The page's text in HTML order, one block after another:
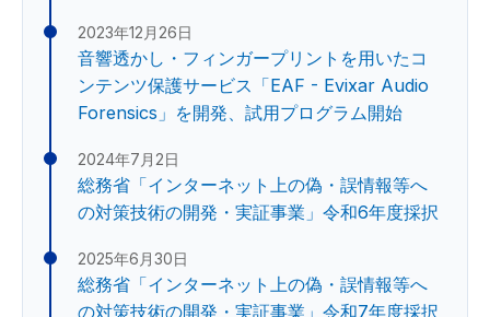
2023年12月26日
音響透かし・フィンガープリントを用いたコ
ンテンツ保護サービス「EAF - Evixar Audio
Forensics」を開発、試用プログラム開始
2024年7月2日
総務省「インターネット上の偽・誤情報等へ
の対策技術の開発・実証事業」令和6年度採択
2025年6月30日
総務省「インターネット上の偽・誤情報等へ
の対策技術の開発・実証事業」令和7年度採択